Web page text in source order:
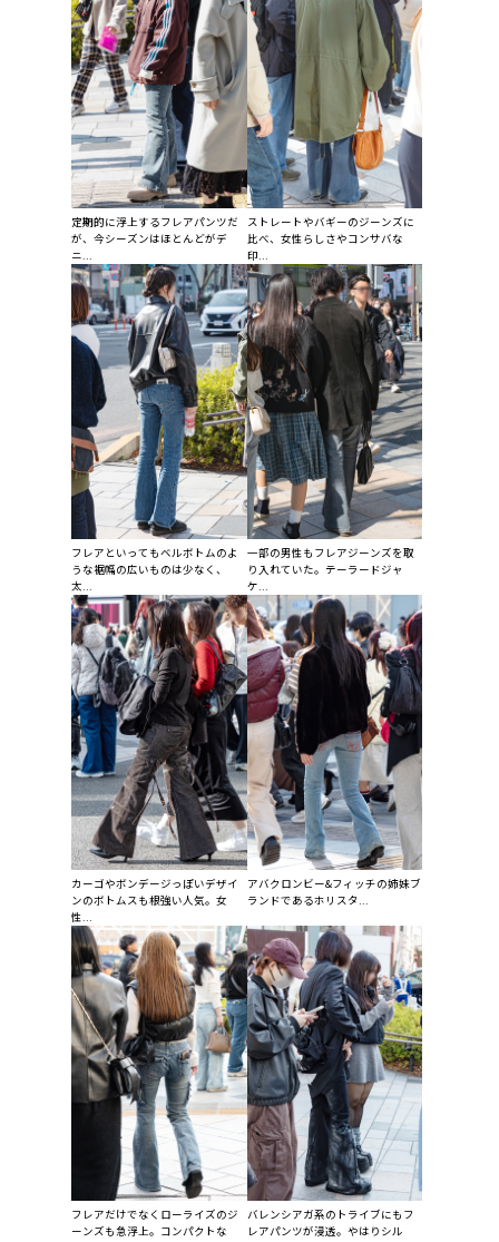
定期的に浮上するフレアパンツだ
が、今シーズンはほとんどがデ
ニ...
ストレートやバギーのジーンズに
比べ、女性らしさやコンサバな
印...
フレアといってもベルボトムのよ
うな裾幅の広いものは少なく、
太...
一部の男性もフレアジーンズを取
り入れていた。テーラードジャ
ケ...
カーゴやボンデージっぽいデザイ
ンのボトムスも根強い人気。女
性...
アバクロンビー&フィッチの姉妹ブ
ランドであるホリスタ...
フレアだけでなくローライズのジ
ーンズも急浮上。コンパクトな
バレンシアガ系のトライブにもフ
レアパンツが浸透。やはりシル